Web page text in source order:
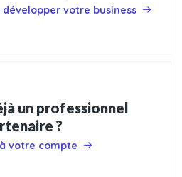
votre business
un professionnel
?
votre compte